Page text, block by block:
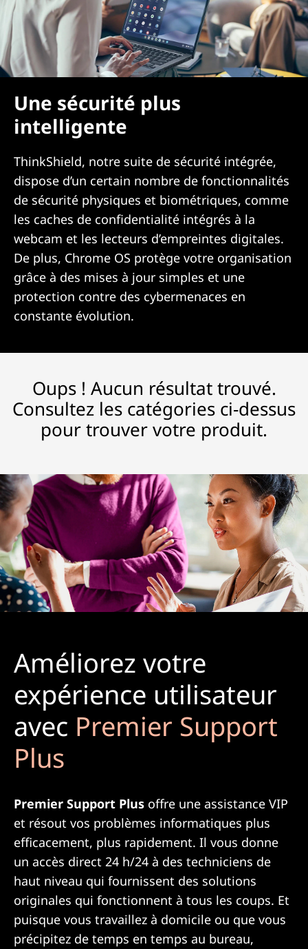
Une sécurité plus
intelligente
ThinkShield, notre suite de sécurité intégrée,
dispose d’un certain nombre de fonctionnalités
de sécurité physiques et biométriques, comme
les caches de confidentialité intégrés à la
webcam et les lecteurs d’empreintes digitales.
De plus, Chrome OS protège votre organisation
grâce à des mises à jour simples et une
protection contre des cybermenaces en
constante évolution.
Oups ! Aucun résultat trouvé.
Consultez les catégories ci-dessus
pour trouver votre produit.
Améliorez votre
expérience utilisateur
avec Premier Support
Plus
Premier Support Plus offre une assistance VIP
et résout vos problèmes informatiques plus
efficacement, plus rapidement. Il vous donne
un accès direct 24 h/24 à des techniciens de
haut niveau qui fournissent des solutions
originales qui fonctionnent à tous les coups. Et
puisque vous travaillez à domicile ou que vous
précipitez de temps en temps au bureau,